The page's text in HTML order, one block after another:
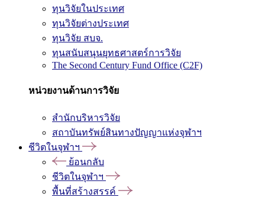
ทุนวิจัยในประเทศ
ทุนวิจัยต่างประเทศ
ทุนวิจัย สบจ.
ทุนสนับสนุนยุทธศาสตร์การวิจัย
The Second Century Fund Office (C2F)
หน่วยงานด้านการวิจัย
สำนักบริหารวิจัย
สถาบันทรัพย์สินทางปัญญาแห่งจุฬาฯ
ชีวิตในจุฬาฯ
ย้อนกลับ
ชีวิตในจุฬาฯ
พื้นที่สร้างสรรค์